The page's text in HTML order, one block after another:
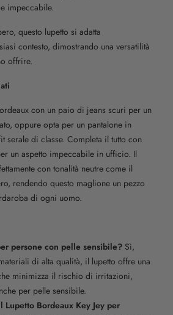
impeccabile.
questo lupetto si adatta
contesto, dimostrando una versatilità
offrire.
con un paio di jeans scuri per un
oppure opta per un pantalone in
serale di classe. Completa il tutto con
un aspetto impeccabile in ufficio. Il
con tonalità neutre come il
rendendo questo maglione un pezzo
di ogni uomo.
persone con pelle sensibile? Sì,
di alta qualità, il lupetto offre una
minimizza il rischio di irritazioni,
per pelle sensibile.
Lupetto Bordeaux Key Jey per